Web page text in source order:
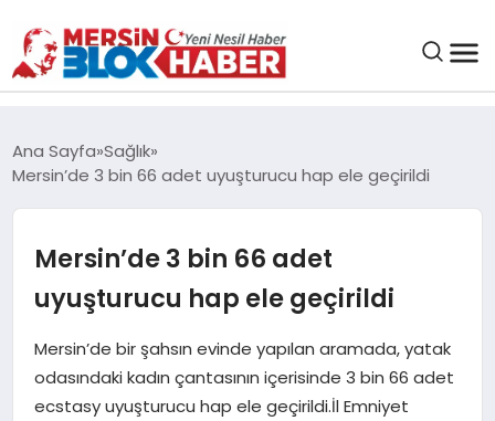
ASAYIŞ
EĞITIM
EKONOMI
Ana Sayfa Sağlık
Mersin’de 3 bin 66 adet uyuşturucu hap ele geçirildi
Mersin’de 3 bin 66 adet
uyuşturucu hap ele geçirildi
Mersin’de bir şahsın evinde yapılan aramada, yatak
odasındaki kadın çantasının içerisinde 3 bin 66 adet
ecstasy uyuşturucu hap ele geçirildi.İl Emniyet